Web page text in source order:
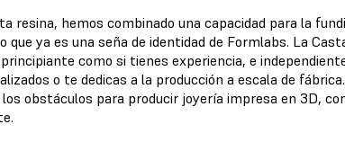
resina, hemos combinado una capacidad para la
que ya es una seña de identidad de Formlabs. La
como si tienes experiencia, e
o te dedicas a la producción a escala de
obstáculos para producir joyería impresa en 3D,